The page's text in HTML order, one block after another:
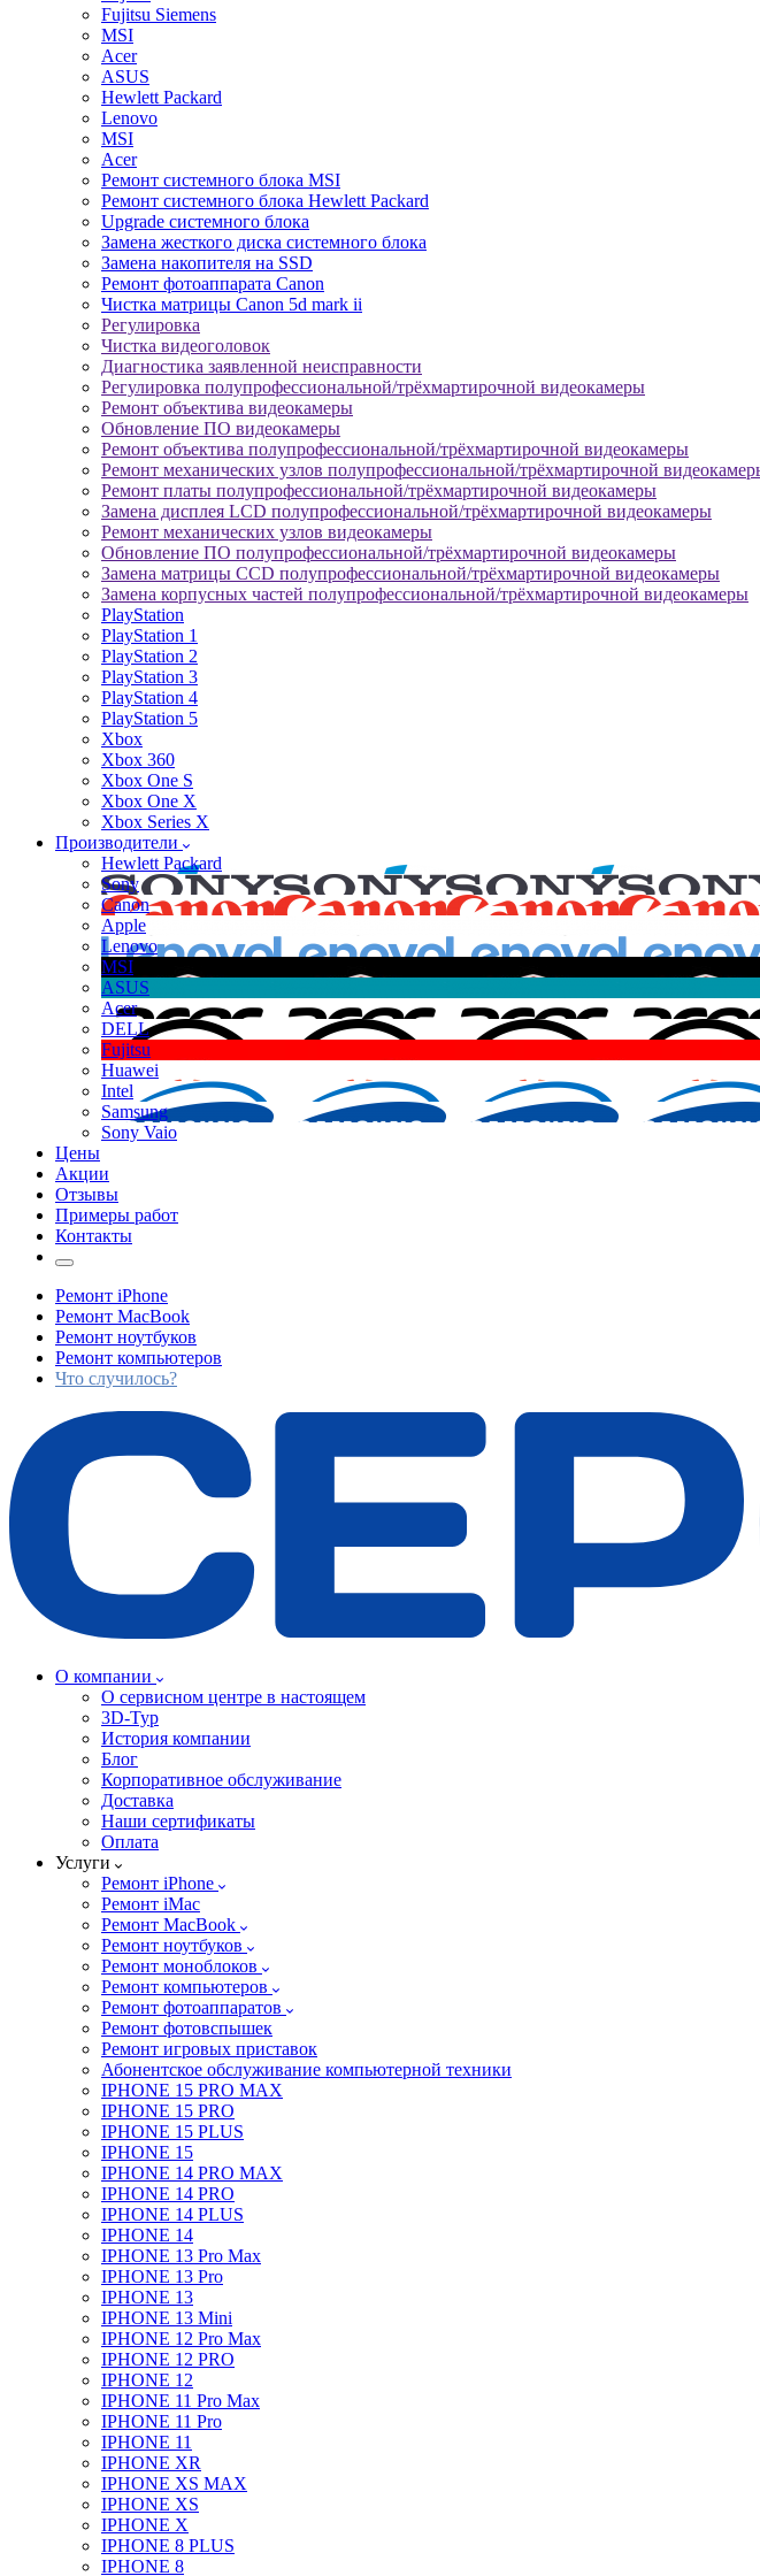
Fujitsu Siemens
MSI
Acer
ASUS
Hewlett Packard
Lenovo
MSI
Acer
Ремонт системного блока MSI
Ремонт системного блока Hewlett Packard
Upgrade системного блока
Замена жесткого диска системного блока
Замена накопителя на SSD
Ремонт фотоаппарата Canon
Чистка матрицы Canon 5d mark ii
Регулировка
Чистка видеоголовок
Диагностика заявленной неисправности
Регулировка полупрофессиональной/трёхмартирочной видеокамеры
Ремонт объектива видеокамеры
Обновление ПО видеокамеры
Ремонт объектива полупрофессиональной/трёхмартирочной видеокамеры
Ремонт механических узлов полупрофессиональной/трёхмартирочной
Ремонт платы полупрофессиональной/трёхмартирочной видеокамеры
Замена дисплея LCD полупрофессиональной/трёхмартирочной видеокамеры
Ремонт механических узлов видеокамеры
Обновление ПО полупрофессиональной/трёхмартирочной видеокамеры
Замена матрицы CCD полупрофессиональной/трёхмартирочной видеокамеры
Замена корпусных частей полупрофессиональной/трёхмартирочной видеокамеры
PlayStation
PlayStation 1
PlayStation 2
PlayStation 3
PlayStation 4
PlayStation 5
Xbox
Xbox 360
Xbox One S
Xbox One X
Xbox Series X
Производители
Hewlett Packard
Sony
Canon
Apple
Lenovo
MSI
ASUS
Acer
DELL
Fujitsu
Huawei
Intel
Samsung
Sony Vaio
Цены
Акции
Отзывы
Примеры работ
Контакты
Ремонт iPhone
Ремонт MacBook
Ремонт ноутбуков
Ремонт компьютеров
Что случилось?
О компании
О сервисном центре в настоящем
3D-Тур
История компании
Блог
Корпоративное обслуживание
Доставка
Наши сертификаты
Оплата
Услуги
Ремонт iPhone
Ремонт iMac
Ремонт MacBook
Ремонт ноутбуков
Ремонт моноблоков
Ремонт компьютеров
Ремонт фотоаппаратов
Ремонт фотовспышек
Ремонт игровых приставок
Абонентское обслуживание компьютерной техники
IPHONE 15 PRO MAX
IPHONE 15 PRO
IPHONE 15 PLUS
IPHONE 15
IPHONE 14 PRO MAX
IPHONE 14 PRO
IPHONE 14 PLUS
IPHONE 14
IPHONE 13 Pro Max
IPHONE 13 Pro
IPHONE 13
IPHONE 13 Mini
IPHONE 12 Pro Max
IPHONE 12 PRO
IPHONE 12
IPHONE 11 Pro Max
IPHONE 11 Pro
IPHONE 11
IPHONE XR
IPHONE XS MAX
IPHONE XS
IPHONE X
IPHONE 8 PLUS
IPHONE 8